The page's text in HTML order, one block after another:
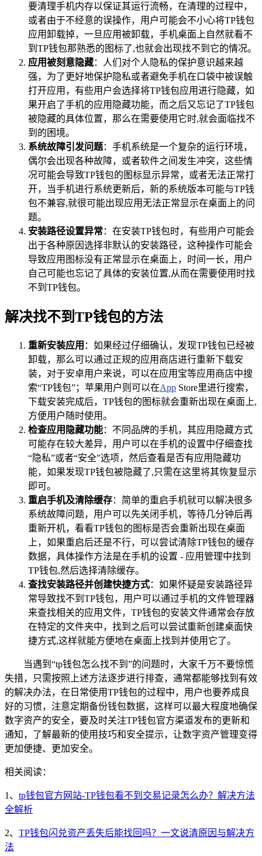
要清理手机内存以保证其运行流畅，在清理的过程中，
或者由于不经意的误操作，用户可能会不小心将TP钱包
应用卸载掉，一旦应用被卸载，手机桌面上自然就看不
到TP钱包那熟悉的图标了,也就会出现找不到它的情况。
应用被刻意隐藏：人们对个人隐私的保护意识越来越
强，为了更好地保护隐私或者避免手机在口袋中被误触
打开应用，有些用户会选择将TP钱包应用进行隐藏，如
果开启了手机的应用隐藏功能，而之后又忘记了TP钱包
被隐藏的具体位置，那么在需要使用它时,就会面临找不
到的困境。
系统故障引发问题：手机系统是一个复杂的运行环境，
偶尔会出现各种故障，或者软件之间发生冲突，这些情
况可能会导致TP钱包的图标显示异常，或者无法正常打
开，当手机进行系统更新后，新的系统版本可能与TP钱
包不兼容,就很可能出现应用无法正常显示在桌面上的问
题。
安装路径设置异常：在安装TP钱包时，有些用户可能会
出于各种原因选择非默认的安装路径，这种操作可能会
导致应用图标没有正常显示在桌面上，时间一长，用户
自己可能也忘记了具体的安装位置,从而在需要使用时找
不到TP钱包。
解决找不到TP钱包的方法
重新安装应用 ：如果经过仔细确认，发现TP钱包已经被
卸载，那么可以通过正规的应用商店进行重新下载安
装，对于安卓用户来说，可以在应用宝等应用商店中搜
索“TP钱包”；苹果用户则可以在App Store里进行搜索，
下载安装完成后，TP钱包的图标就会重新出现在桌面上,
方便用户随时使用。
检查应用隐藏功能：不同品牌的手机，其应用隐藏方式
可能存在较大差异，用户可以在手机的设置中仔细查找
“隐私”或者“安全”选项，然后查看是否有应用隐藏功
能，如果发现TP钱包被隐藏了,只需在这里将其恢复显示
即可。
重启手机及清除缓存：简单的重启手机就可以解决很多
系统故障问题，用户可以先关闭手机，等待几分钟后再
重新开机，看看TP钱包的图标是否会重新出现在桌面
上，如果重启后还是不行，可以尝试清除TP钱包的缓存
数据，具体操作方法是在手机的设置 - 应用管理中找到
TP钱包,然后选择清除缓存。
查找安装路径并创建快捷方式：如果怀疑是安装路径异
常导致找不到TP钱包，用户可以通过手机的文件管理器
来查找相关的应用文件，TP钱包的安装文件通常会存放
在特定的文件夹中，找到之后可以尝试重新创建桌面快
捷方式,这样就能方便地在桌面上找到并使用它了。
当遇到“tp钱包怎么找不到”的问题时，大家千万不要惊慌
失措，只需按照上述方法逐步进行排查，通常都能够找到有效
的解决办法，在日常使用TP钱包的过程中，用户也要养成良
好的习惯，注意定期备份钱包数据，这样可以最大程度地确保
数字资产的安全，要及时关注TP钱包官方渠道发布的更新和
通知，了解最新的使用技巧和安全提示，让数字资产管理变得
更加便捷、更加安全。
相关阅读：
1、 tp钱包官方网站-TP钱包看不到交易记录怎么办？解决方法
全解析
2、 TP钱包闪兑资产丢失后能找回吗？一文说清原因与解决方
法